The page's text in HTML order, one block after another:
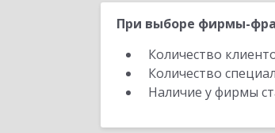
При выборе фирмы-
Количество
Количество
Наличие у фирмы